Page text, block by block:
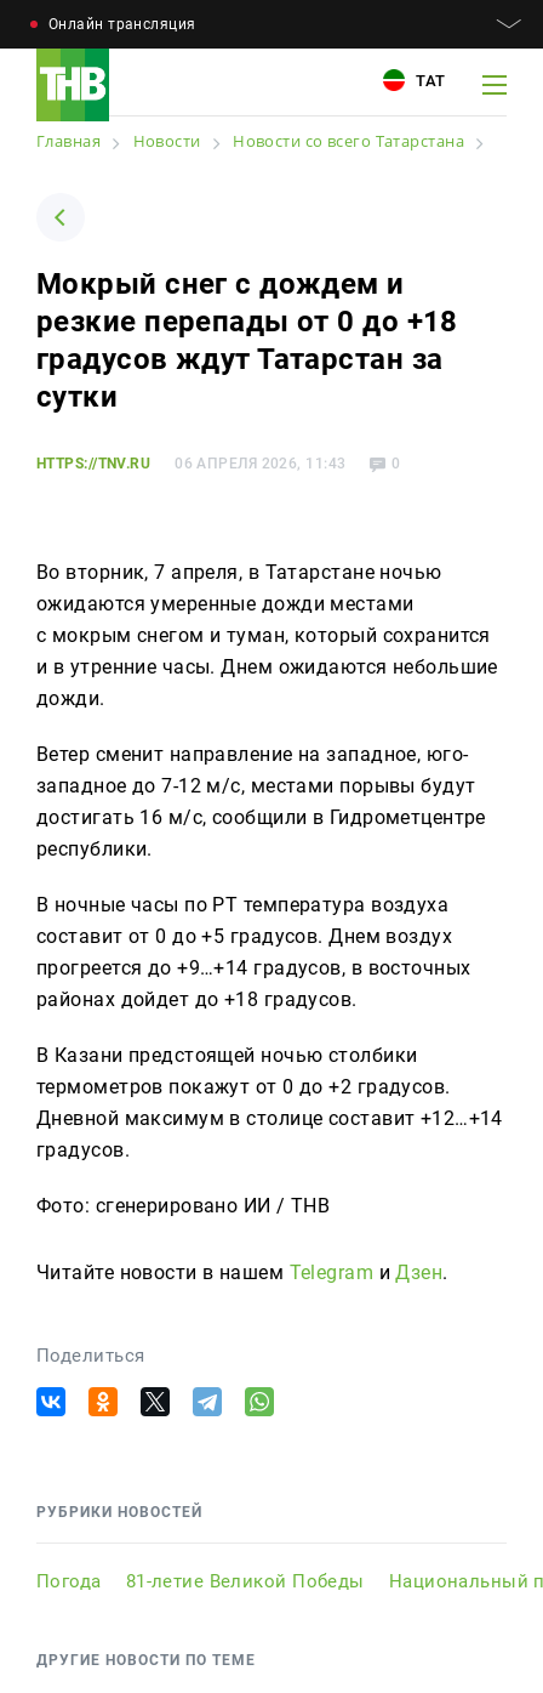
Онлайн трансляция
ТАТ
Новости
Телепрограмма
Для связи
+7 (843) 570−50−00
reception@tnvtv.ru
Главная Новости Новости со всего Татарстана
Мокрый снег с дождем и
резкие перепады от 0 до +18
градусов ждут Татарстан за
сутки
HTTPS://TNV.RU 06 АПРЕЛЯ 2026, 11:43 0
Во вторник, 7 апреля, в Татарстане ночью
ожидаются умеренные дожди местами
с мокрым снегом и туман, который сохранится
и в утренние часы. Днем ожидаются небольшие
дожди.
Ветер сменит направление на западное, юго-
западное до 7-12 м/с, местами порывы будут
достигать 16 м/с, сообщили в Гидрометцентре
республики.
В ночные часы по РТ температура воздуха
составит от 0 до +5 градусов. Днем воздух
прогреется до +9…+14 градусов, в восточных
районах дойдет до +18 градусов.
В Казани предстоящей ночью столбики
термометров покажут от 0 до +2 градусов.
Дневной максимум в столице составит +12…+14
градусов.
Фото: сгенерировано ИИ / ТНВ
Читайте новости в нашем Telegram иДзен.
Поделиться
РУБРИКИ НОВОСТЕЙ
Погода 81-летие Великой Победы Национальный
ДРУГИЕ НОВОСТИ ПО ТЕМЕ